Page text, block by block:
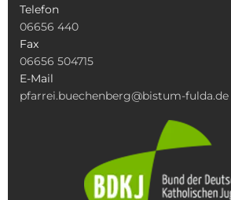
Telefon
06656 440
Fax
06656 504715
E-Mail
pfarrei.buechenberg@bistum-fulda.de